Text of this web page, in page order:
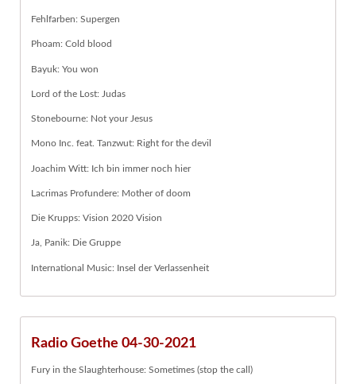
Fehlfarben: Supergen
Phoam: Cold blood
Bayuk: You won
Lord of the Lost: Judas
Stonebourne: Not your Jesus
Mono Inc. feat. Tanzwut: Right for the devil
Joachim Witt: Ich bin immer noch hier
Lacrimas Profundere: Mother of doom
Die Krupps: Vision 2020 Vision
Ja, Panik: Die Gruppe
International Music: Insel der Verlassenheit
Radio Goethe 04-30-2021
Fury in the Slaughterhouse: Sometimes (stop the call)